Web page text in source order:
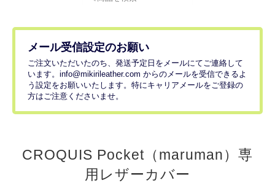
メール受信設定のお願い
ご注文いただいたのち、発送予定日をメールにてご連絡して
います。 info@mikirileather.com からのメールを受信できるよ
う設定をお願いいたします。特にキャリアメールをご登録の
方はご注意くださいませ。
CROQUIS Pocket（maruman）専
用レザーカバー